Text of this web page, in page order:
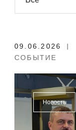
09.06.2026
СОБЫТИЕ
Новость